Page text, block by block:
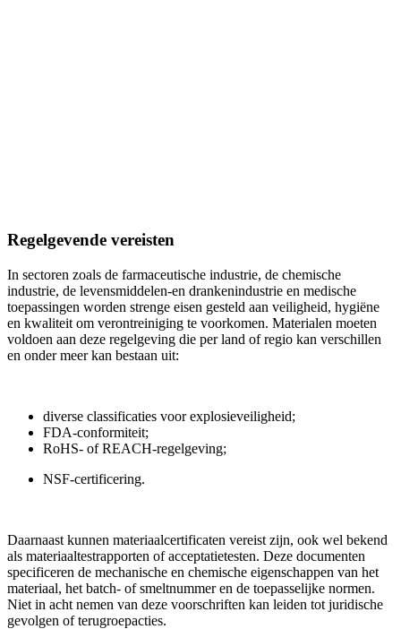
Regelgevende vereisten
In sectoren zoals de farmaceutische industrie, de chemische
industrie, de levensmiddelen-en drankenindustrie en medische
toepassingen worden strenge eisen gesteld aan veiligheid, hygiëne
en kwaliteit om verontreiniging te voorkomen. Materialen moeten
voldoen aan deze regelgeving die per land of regio kan verschillen
en onder meer kan bestaan uit:
diverse classificaties voor explosieveiligheid;
FDA-conformiteit;
RoHS- of REACH-regelgeving;
NSF-certificering.
Daarnaast kunnen materiaalcertificaten vereist zijn, ook wel bekend
als materiaaltestrapporten of acceptatietesten. Deze documenten
specificeren de mechanische en chemische eigenschappen van het
materiaal, het batch- of smeltnummer en de toepasselijke normen.
Niet in acht nemen van deze voorschriften kan leiden tot juridische
gevolgen of terugroepacties.